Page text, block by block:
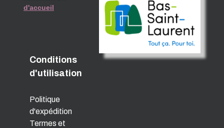
d'accueil
Conditions
d'utilisation
Politique
d'expédition
Termes et